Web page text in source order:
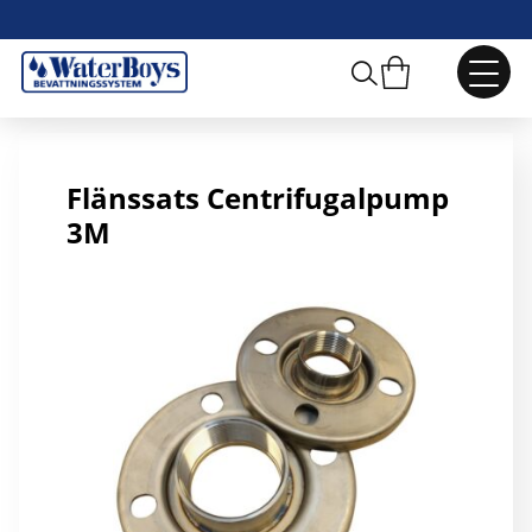
Ebara Flänssats M50
Flänssats Centrifugalpump
3M